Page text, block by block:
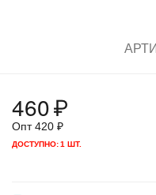
460₽
Опт420 ₽
ДОСТУПНО:1 ШТ.